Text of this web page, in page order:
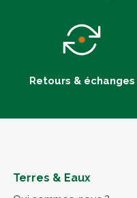
Retours & échanges
Terres & Eaux